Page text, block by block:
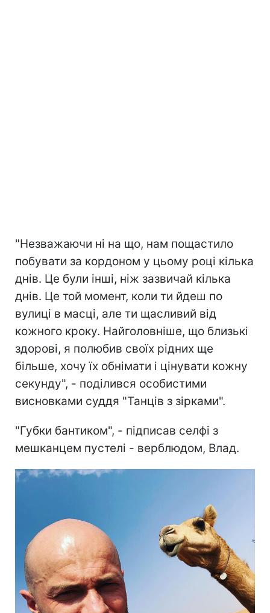
"Незважаючи ні на що, нам пощастило
побувати за кордоном у цьому році кілька
днів. Це були інші, ніж зазвичай кілька
днів. Це той момент, коли ти йдеш по
вулиці в масці, але ти щасливий від
кожного кроку. Найголовніше, що близькі
здорові, я полюбив своїх рідних ще
більше, хочу їх обнімати і цінувати кожну
секунду", - поділився особистими
висновками суддя "Танців з зірками".
"Губки бантиком", - підписав селфі з
мешканцем пустелі - верблюдом, Влад.